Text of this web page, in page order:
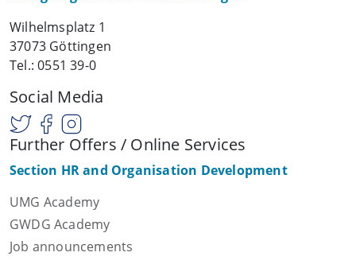
Wilhelmsplatz 1
37073 Göttingen
Tel.: 0551 39-0
Social Media
Further Offers / Online Services
Section HR and Organisation Development
UMG Academy
GWDG Academy
Job announcements